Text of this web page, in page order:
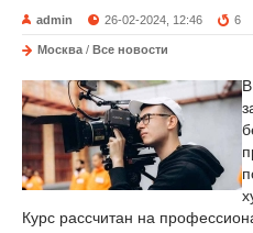
admin 26-02-2024, 12:46 6
Москва / Все новости
Курс рассчитан на